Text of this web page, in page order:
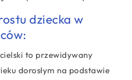
dziecka w
to przewidywany
dorosłym na podstawie